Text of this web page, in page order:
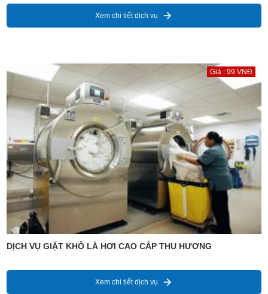
Xem chi tiết dịch vụ
Giá : 99 VNĐ
DỊCH VỤ GIẶT KHÔ LÀ HƠI CAO CẤP THU HƯƠNG
Xem chi tiết dịch vụ